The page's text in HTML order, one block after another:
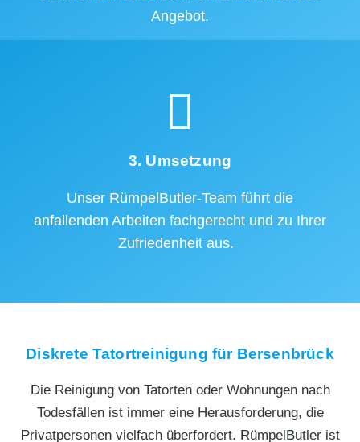
Angebot.
3. Umsetzung
Unser RümpelButler-Team führt die
anfallenden Arbeiten fachgerecht und zu Ihrer
Zufriedenheit aus.
Diskrete Tatortreinigung für Bersenbrück
Die Reinigung von Tatorten oder Wohnungen nach
Todesfällen ist immer eine Herausforderung, die
Privatpersonen vielfach überfordert. RümpelButler ist